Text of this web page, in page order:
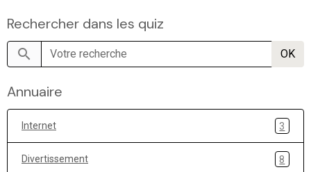
Rechercher dans les quiz
OK
Annuaire
Internet 3
Divertissement 8